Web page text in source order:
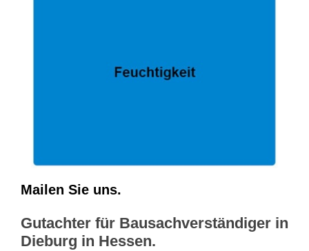
Mailen Sie uns.
Gutachter für Bausachverständiger in
Dieburg in Hessen.